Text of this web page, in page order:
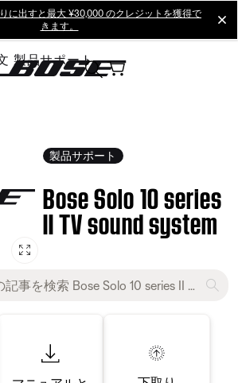
に出すと最大 ¥30,000 のクレジットを獲得で
きます。
製品サポート
製品サポート
Bose Solo 10 series
II TV sound system